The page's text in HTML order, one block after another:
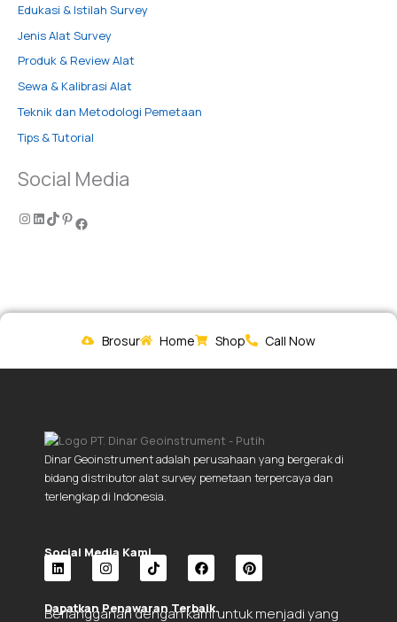
Edukasi & Istilah Survey
Jenis Alat Survey
Produk & Review Alat
Sewa & Kalibrasi Alat
Teknik dan Metodologi Pemetaan
Tips & Tutorial
Social Media
Brosur Home Shop Call Now
Dinar Geoinstrument adalah perusahaan yang bergerak di
bidang distributor alat survey pemetaan terpercaya dan
terlengkap di Indonesia.
Social Media Kami.
L
n
I
n
s
T
k
F
a
c
P
n
Dapatkan Penawaran Terbaik.
Berlangganan dengan kami untuk menjadi yang